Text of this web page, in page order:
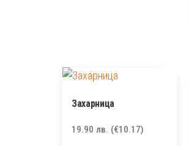
Захарница
19.90 лв. (€10.17)